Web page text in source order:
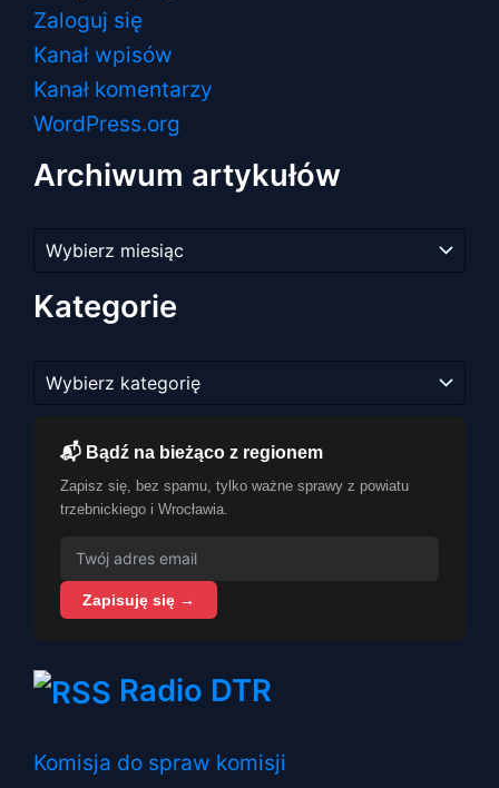
Zaloguj się
Kanał wpisów
Kanał komentarzy
WordPress.org
Archiwum artykułów
artykułów
Kategorie
📬 Bądź na bieżąco z regionem
Zapisz się, bez spamu, tylko ważne sprawy z powiatu
trzebnickiego i Wrocławia.
Zapisuję się →
Radio DTR
Komisja do spraw komisji